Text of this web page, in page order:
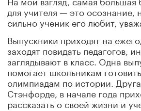
для учителя — это осознание,
сильно ученик его любит,
Выпускники приходят на
заходят повидать педагогов,
заглядывают в класс. Одна
помогает школьникам
олимпиадам по истории.
Стэнфорде, в начале года
рассказать о своей жизни и